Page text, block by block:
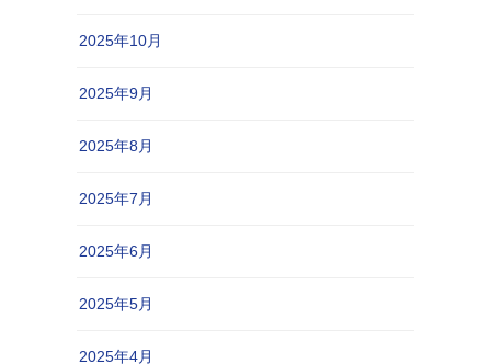
2025年10月
2025年9月
2025年8月
2025年7月
2025年6月
2025年5月
2025年4月